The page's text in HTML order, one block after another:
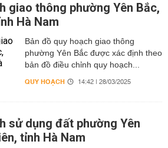
giao thông phường Yên Bắc,
Hà Nam
Bản đồ quy hoạch giao thông
phường Yên Bắc được xác định theo
bản đồ điều chỉnh quy hoạch...
QUY HOẠCH 14:42 | 28/03/2025
sử dụng đất phường Yên
tỉnh Hà Nam